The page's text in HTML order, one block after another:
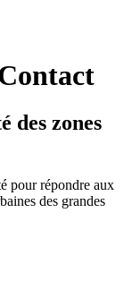
des zones
pour répondre aux
des grandes